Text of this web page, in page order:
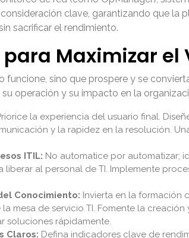
clave, garantizando que
sacrificar el rendimiento.
Maximizar el
funcione, sino que prospere y se
operación y su impacto en la
la experiencia del usuario final.
y la rapidez en la resolución.
ITIL: No automatice por automatizar;
al personal de TI. Implemente
Conocimiento: Invierta en la formación
mesa de servicio TI. Fomente la
soluciones rápidamente.
Claros: Defina indicadores clave de